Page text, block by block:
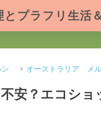
プラフリ生活
ン オーストラリア メ
安？エコショ